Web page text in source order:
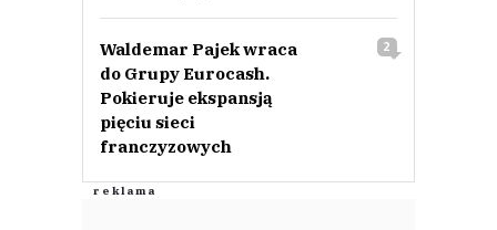
Waldemar Pajek wraca
do Grupy Eurocash.
Pokieruje ekspansją
pięciu sieci
franczyzowych
2